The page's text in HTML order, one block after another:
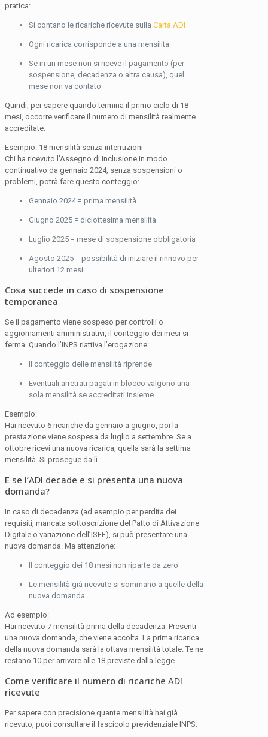
pratica:
Si contano le ricariche ricevute sulla Carta ADI
Ogni ricarica corrisponde a una mensilità
Se in un mese non si riceve il pagamento (per
sospensione, decadenza o altra causa), quel
mese non va contato
Quindi, per sapere quando termina il primo ciclo di 18
mesi, occorre verificare il numero di mensilità realmente
accreditate.
Esempio: 18 mensilità senza interruzioni
Chi ha ricevuto l’Assegno di Inclusione in modo
continuativo da gennaio 2024, senza sospensioni o
problemi, potrà fare questo conteggio:
Gennaio 2024 = prima mensilità
Giugno 2025 = diciottesima mensilità
Luglio 2025 = mese di sospensione obbligatoria
Agosto 2025 = possibilità di iniziare il rinnovo per
ulteriori 12 mesi
Cosa succede in caso di sospensione
temporanea
Se il pagamento viene sospeso per controlli o
aggiornamenti amministrativi, il conteggio dei mesi si
ferma. Quando l’INPS riattiva l’erogazione:
Il conteggio delle mensilità riprende
Eventuali arretrati pagati in blocco valgono una
sola mensilità se accreditati insieme
Esempio:
Hai ricevuto 6 ricariche da gennaio a giugno, poi la
prestazione viene sospesa da luglio a settembre. Se a
ottobre ricevi una nuova ricarica, quella sarà la settima
mensilità. Si prosegue da lì.
E se l’ADI decade e si presenta una nuova
domanda?
In caso di decadenza (ad esempio per perdita dei
requisiti, mancata sottoscrizione del Patto di Attivazione
Digitale o variazione dell’ISEE), si può presentare una
nuova domanda. Ma attenzione:
Il conteggio dei 18 mesi non riparte da zero
Le mensilità già ricevute si sommano a quelle della
nuova domanda
Ad esempio:
Hai ricevuto 7 mensilità prima della decadenza. Presenti
una nuova domanda, che viene accolta. La prima ricarica
della nuova domanda sarà la ottava mensilità totale. Te ne
restano 10 per arrivare alle 18 previste dalla legge.
Come verificare il numero di ricariche ADI
ricevute
Per sapere con precisione quante mensilità hai già
ricevuto, puoi consultare il fascicolo previdenziale INPS: